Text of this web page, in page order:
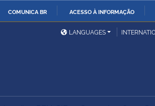
COMUNICA BR ACESSO À INFORMAÇÃO
Ministério das Relações
ExterioresLANGUAGES